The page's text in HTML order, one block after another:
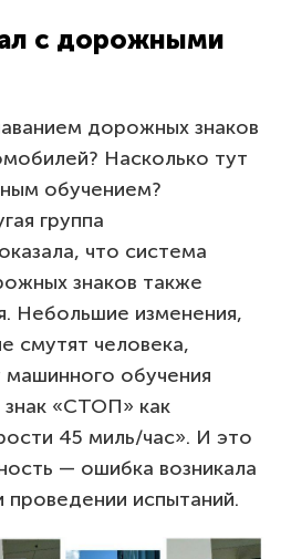
с дорожными
дорожных знаков
Насколько тут
обучением?
группа
что система
знаков также
Небольшие изменения,
смутят человека,
машинного обучения
знак «СТОП» как
45 миль/час». И это
— ошибка возникала
проведении испытаний.